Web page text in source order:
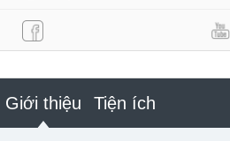
Giới thiệu Tiện ích